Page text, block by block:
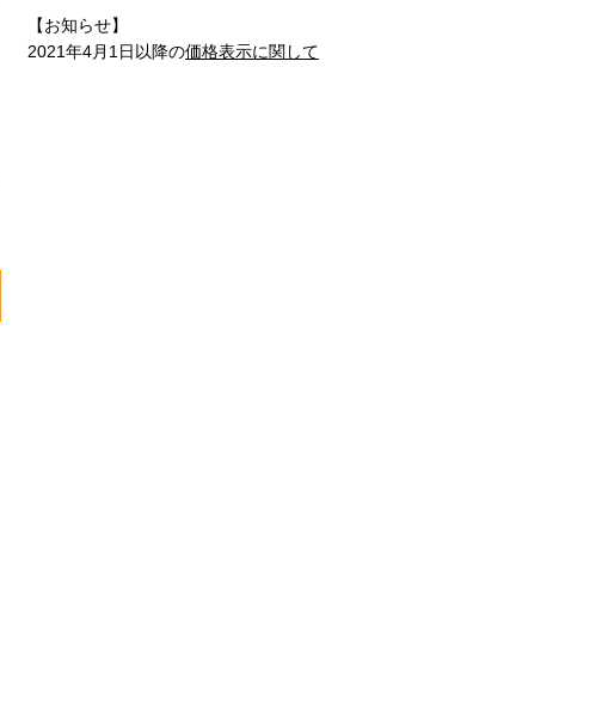
【お知らせ】
2021年4月1日以降の価格表示に関して